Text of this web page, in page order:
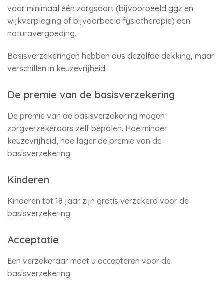
voor minimaal één zorgsoort (bijvoorbeeld ggz en
wijkverpleging of bijvoorbeeld fysiotherapie) een
naturavergoeding.
Basisverzekeringen hebben dus dezelfde dekking, maar
verschillen in keuzevrijheid.
De premie van de basisverzekering
De premie van de basisverzekering mogen
zorgverzekeraars zelf bepalen. Hoe minder
keuzevrijheid, hoe lager de premie van de
basisverzekering.
Kinderen
Kinderen tot 18 jaar zijn gratis verzekerd voor de
basisverzekering.
Acceptatie
Een verzekeraar moet u accepteren voor de
basisverzekering.